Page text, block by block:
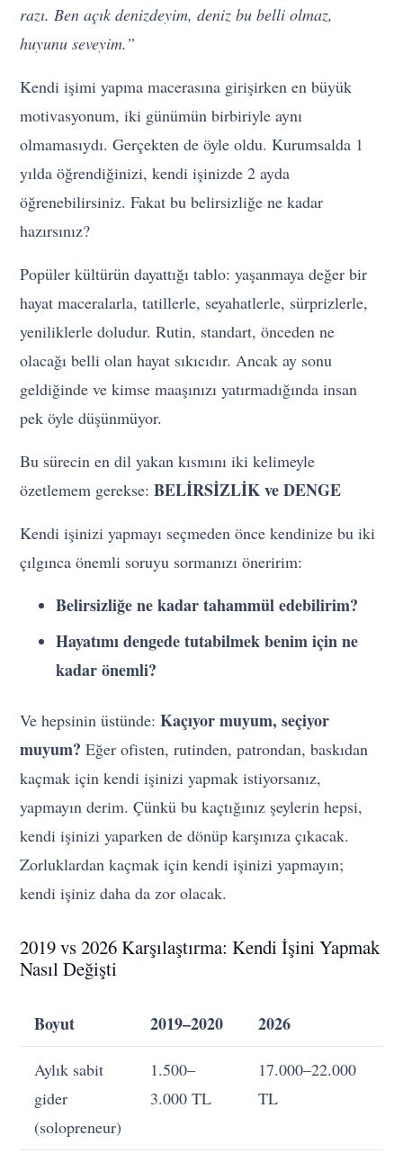
razı. Ben açık denizdeyim, deniz bu belli olmaz,
huyunu seveyim.”
Kendi işimi yapma macerasına girişirken en büyük
motivasyonum, iki günümün birbiriyle aynı
olmamasıydı. Gerçekten de öyle oldu. Kurumsalda 1
yılda öğrendiğinizi, kendi işinizde 2 ayda
öğrenebilirsiniz. Fakat bu belirsizliğe ne kadar
hazırsınız?
Popüler kültürün dayattığı tablo: yaşanmaya değer bir
hayat maceralarla, tatillerle, seyahatlerle, sürprizlerle,
yeniliklerle doludur. Rutin, standart, önceden ne
olacağı belli olan hayat sıkıcıdır. Ancak ay sonu
geldiğinde ve kimse maaşınızı yatırmadığında insan
pek öyle düşünmüyor.
Bu sürecin en dil yakan kısmını iki kelimeyle
özetlemem gerekse:BELİRSİZLİK ve DENGE
Kendi işinizi yapmayı seçmeden önce kendinize bu iki
çılgınca önemli soruyu sormanızı öneririm:
Belirsizliğe ne kadar tahammül edebilirim?
Hayatımı dengede tutabilmek benim için ne
kadar önemli?
Ve hepsinin üstünde:Kaçıyor muyum, seçiyor
muyum? Eğer ofisten, rutinden, patrondan, baskıdan
kaçmak için kendi işinizi yapmak istiyorsanız,
yapmayın derim. Çünkü bu kaçtığınız şeylerin hepsi,
kendi işinizi yaparken de dönüp karşınıza çıkacak.
Zorluklardan kaçmak için kendi işinizi yapmayın;
kendi işiniz daha da zor olacak.
2019 vs 2026 Karşılaştırma: Kendi İşini Yapmak
Nasıl Değişti
Boyut 2019–2020 2026
Aylık sabit
gider
(solopreneur)
1.500–
3.000 TL
17.000–22.000
TL